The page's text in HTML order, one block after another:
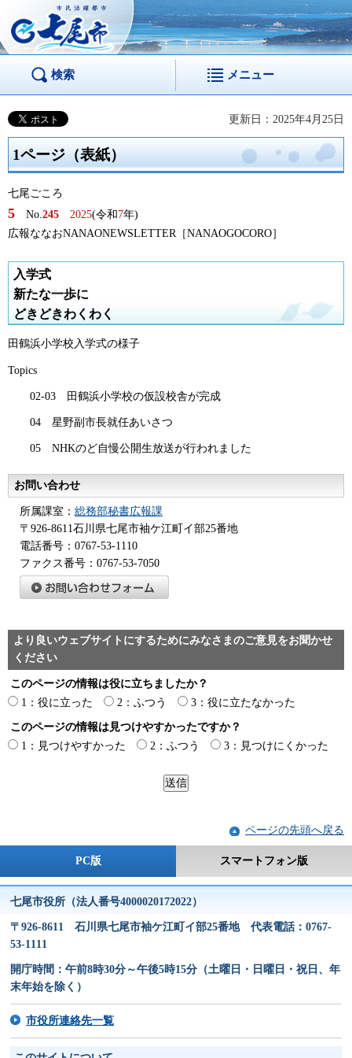
市民活躍都市 七尾
市
検索 メニュー
更新日：2025年4月25日
1ページ（表紙）
七尾ごころ
5 No.245 2025(令和 7年)
広報ななおNANAONEWSLETTER［NANAOGOCORO］
入学式
新たな一歩に
どきどきわくわく
田鶴浜小学校入学式の様子
Topics
02-03 田鶴浜小学校の仮設校舎が完成
04 星野副市長就任あいさつ
05 NHKのど自慢公開生放送が行われました
お問い合わせ
所属課室： 総務部秘書広報課
〒926-8611石川県七尾市袖ケ江町イ部25番地
電話番号：0767-53-1110
ファクス番号：0767-53-7050
より良いウェブサイトにするためにみなさまのご意見をお聞かせ
ください
このページの情報は役に立ちましたか？
1：役に立った
2：ふつう 3：役に立たなかった
このページの情報は見つけやすかったですか？
1：見つけやすかった
2：ふつう 3：見つけにくかった
ページの先頭へ戻る
PC版 スマートフォン版
七尾市役所（法人番号4000020172022）
〒926-8611 石川県七尾市袖ケ江町イ部25番地 代表電話：0767-
53-1111
開庁時間：午前8時30分～午後5時15分（土曜日・日曜日・祝日、年
末年始を除く）
市役所連絡先一覧